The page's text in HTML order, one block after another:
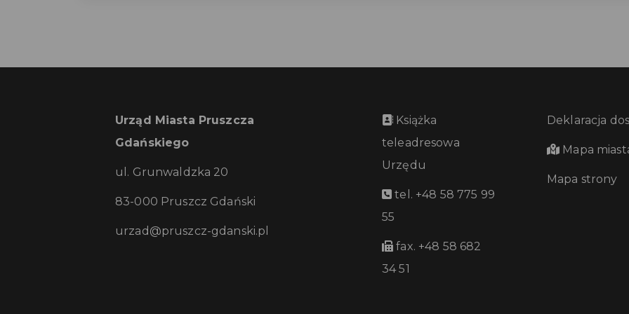
Urząd Miasta Pruszcza
Gdańskiego
ul. Grunwaldzka 20
83-000 Pruszcz Gdański
urzad@pruszcz-gdanski.pl
Książka
teleadresowa
Urzędu
tel. +48 58 775 99
55
fax. +48 58 682
34 51
Deklaracja
Mapa
Mapa strony